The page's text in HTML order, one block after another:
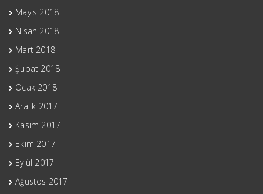
Mayıs 2018
Nisan 2018
Mart 2018
Şubat 2018
Ocak 2018
Aralık 2017
Kasım 2017
Ekim 2017
Eylül 2017
Ağustos 2017